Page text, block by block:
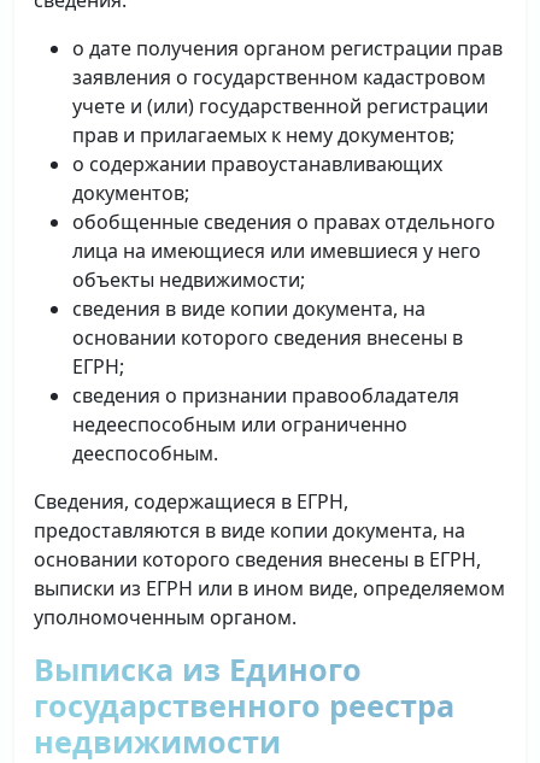
о дате получения органом регистрации прав
заявления о государственном кадастровом
учете и (или) государственной регистрации
прав и прилагаемых к нему документов;
о содержании правоустанавливающих
документов;
обобщенные сведения о правах отдельного
лица на имеющиеся или имевшиеся у него
объекты недвижимости;
сведения в виде копии документа, на
основании которого сведения внесены в
ЕГРН;
сведения о признании правообладателя
недееспособным или ограниченно
дееспособным.
Сведения, содержащиеся в ЕГРН,
предоставляются в виде копии документа, на
основании которого сведения внесены в ЕГРН,
выписки из ЕГРН или в ином виде, определяемом
уполномоченным органом.
Выписка из Единого
государственного реестра
недвижимости